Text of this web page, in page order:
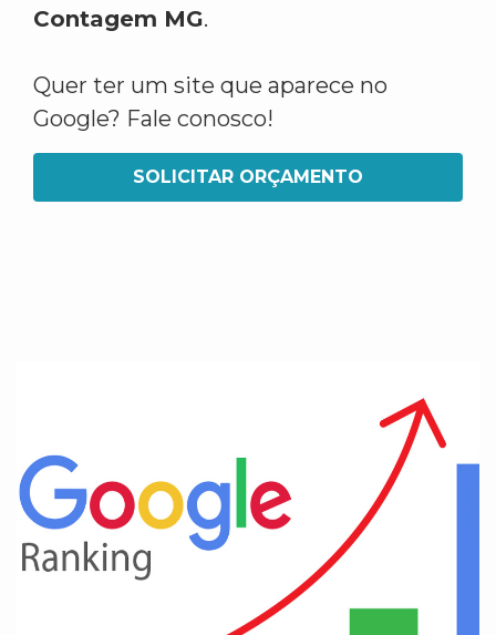
Contagem MG.
Quer ter um site que aparece no
Google? Fale conosco!
SOLICITAR ORÇAMENTO